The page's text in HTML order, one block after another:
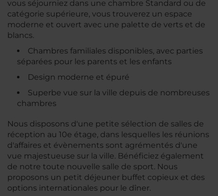
vous séjourniez dans une chambre Standard ou de
catégorie supérieure, vous trouverez un espace
moderne et ouvert avec une palette de verts et de
blancs.
Chambres familiales disponibles, avec parties
séparées pour les parents et les enfants
Design moderne et épuré
Superbe vue sur la ville depuis de nombreuses
chambres
Nous disposons d'une petite sélection de salles de
réception au 10e étage, dans lesquelles les réunions
d'affaires et évènements sont agrémentés d'une
vue majestueuse sur la ville. Bénéficiez également
de notre toute nouvelle salle de sport. Nous
proposons un petit déjeuner buffet copieux et des
options internationales pour le dîner.